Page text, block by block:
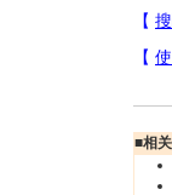
■相